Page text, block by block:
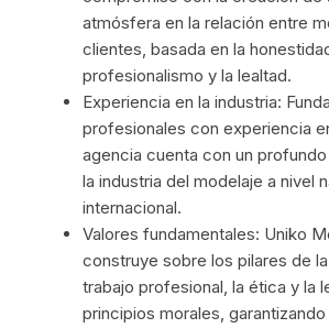
atmósfera en la relación entre
clientes, basada en la
profesionalismo y la lealtad.
Experiencia en la industria:
profesionales con experiencia
agencia cuenta con un
la industria del modelaje a nivel
internacional.
Valores fundamentales: Uniko
construye sobre los pilares de
trabajo profesional, la ética y la
principios morales,